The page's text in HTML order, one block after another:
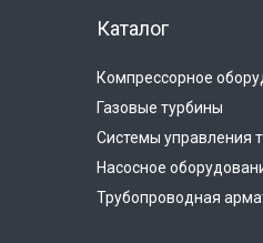
Каталог
Компрессорное
Газовые турбины
Системы управления
Насосное
Трубопроводная